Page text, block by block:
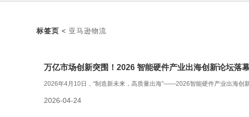
标签页 < 亚马逊物流
万亿市场创新突围！2026 智能硬件产业出海创新论坛落
2026年4月10日，“制造新未来，高质量出海”——2026智能硬件产业出海创
2026-04-24